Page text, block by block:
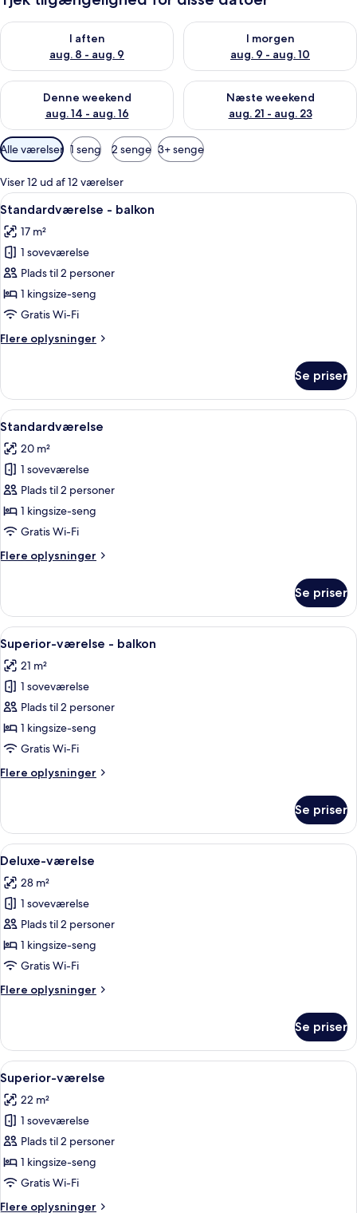
I aften
aug. 8 - aug. 9
Tjek tilgængelighed for i aften aug. 8 - aug. 9
I morgen
aug. 9 - aug. 10
Tjek tilgængelighed for i
Denne weekend
aug. 14 - aug. 16
Tjek tilgængelighed for denne weekend aug. 14 - aug. 16
Næste weekend
aug. 21 - aug. 23
Tjek tilgængelighed for næste
Tilgængelige
filtre
for
værelser
Alle værelser 1 seng 2 senge 3+ senge
Viser 12 ud af 12 værelser
Indlæs
alle
billeder
af
Standardværelse
-
balkon
Minibar, pengeskab på værelset,
14
Standardværelse - balkon
17 m²
1 soveværelse
Plads til 2 personer
1 kingsize-seng
Gratis Wi-Fi
Flere oplysninger
Flere
-
balkon
Se priser
Indlæs
alle
billeder
af
Standardværelse
En pænt redt seng med hvide
20
Standardværelse
20 m²
1 soveværelse
Plads til 2 personer
1 kingsize-seng
Gratis Wi-Fi
Flere oplysninger
Flere
Se priser
Indlæs
alle
billeder
af
Superior-
værelse
-
En pænt redt seng med hvide
28
Superior-værelse - balkon
21 m²
1 soveværelse
Plads til 2 personer
1 kingsize-seng
Gratis Wi-Fi
Flere oplysninger
Flere
værelse
balkon
Se priser
Indlæs
alle
billeder
af
Deluxe-
værelse
En pænt redt seng med hvide
16
Deluxe-værelse
28 m²
1 soveværelse
Plads til 2 personer
1 kingsize-seng
Gratis Wi-Fi
Flere oplysninger
Flere
værelse
Se priser
Indlæs
alle
billeder
af
Superior-
værelse
En pænt redt seng med hvide
26
Superior-værelse
22 m²
1 soveværelse
Plads til 2 personer
1 kingsize-seng
Gratis Wi-Fi
Flere oplysninger
Flere